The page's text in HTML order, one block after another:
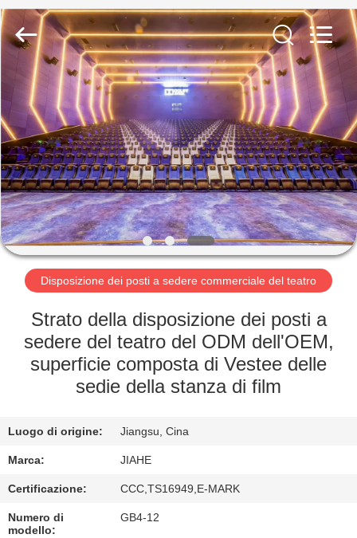
CASA
PRODOTTI
CIRCA
NOI
GIRO
DELLA
FABBRICA
CONTROLLO
CONTATTICI
NOTIZIE
Jiangsu
Golbond
Precision
Co.,
Ltd..
Reserved.
Disposizione dei posti a sedere commerciale del teatro
Strato della disposizione dei posti a
sedere del teatro del ODM dell'OEM,
superficie composta di Vestee delle
sedie della stanza di film
Luogo di origine: Jiangsu, Cina
Marca: JIAHE
Certificazione: CCC,TS16949,E-MARK
Numero di
modello:
GB4-12